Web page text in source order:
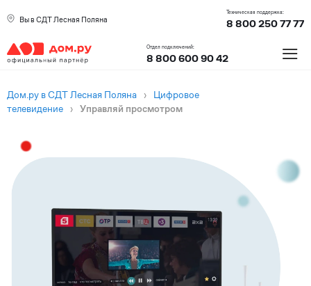
Вы в СДТ Лесная Поляна
Техническая поддержка:
8 800 250 77 77
Отдел подключений:
8 800 600 90 42 ≡
Дом.ру в СДТ Лесная Поляна ›
Цифровое
телевидение › Управляй просмотром